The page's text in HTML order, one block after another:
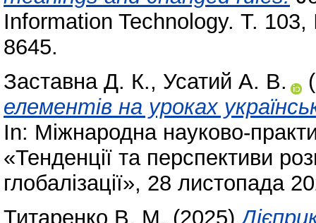
Information Technology. Т.
8645.
Заставна Д. К., Усатий А. В.
елементів на уроках
In: Міжнародна науково-
«Тенденції та перспективи
глобалізації», 28 листопада
Титаренко В. М. (2025)